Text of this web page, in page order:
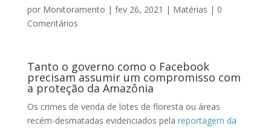
por Monitoramento | fev 26, 2021 | Matérias | 0
Comentários
Tanto o governo como o Facebook
precisam assumir um compromisso com
a proteção da Amazônia
Os crimes de venda de lotes de floresta ou áreas
recém-desmatadas evidenciados pela reportagem da